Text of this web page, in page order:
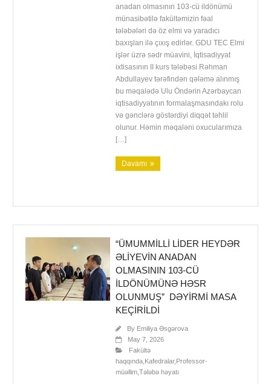
anadan olmasının 103-cü ildönümü
münasibətilə fakültəmizin fəal
tələbələri də öz elmi və yaradıcı
baxışları ilə çıxış edirlər. GDU TEC Elmi
işlər üzrə sədr müavini, İqtisadiyyat
ixtisasının II kurs tələbəsi Rəhman
Abdullayev tərəfindən qələmə alınmış
bu məqalədə Ulu Öndərin Azərbaycan
iqtisadiyyatının formalaşmasındakı rolu
və gənclərə göstərdiyi diqqət təhlil
olunur. Həmin məqaləni oxucularımıza
[…]
Davamı
“ÜMUMMILLI LIDER HEYDƏR
ƏLIYEVIN ANADAN
OLMASININ 103-CÜ
ILDÖNÜMÜNƏ HƏSR
OLUNMUŞ” DƏYIRMI MASA
KEÇIRILDI
By Emiliya Əsgərova
May 7, 2026
Fakültə
haqqında Kafedralar, Professor-
müəllim ,Tələbə həyatı